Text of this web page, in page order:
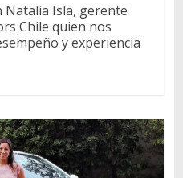
Natalia Isla, gerente
Chile quien nos
y experiencia